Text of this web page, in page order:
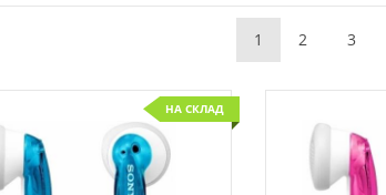
1 2 3
НА СКЛАД